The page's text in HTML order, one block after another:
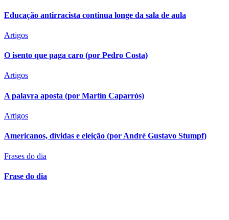
Educação antirracista continua longe da sala de aula
Artigos
O isento que paga caro (por Pedro Costa)
Artigos
A palavra aposta (por Martín Caparrós)
Artigos
Americanos, dívidas e eleição (por André Gustavo Stumpf)
Frases do dia
Frase do dia